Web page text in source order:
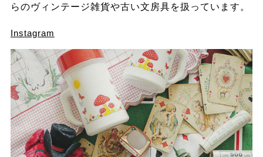
らのヴィンテージ雑貨や古い文房具を扱っています。
Instagram